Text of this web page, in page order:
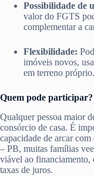
Possibilidade de
valor do FGTS
complementar a
Flexibilidade:
imóveis novos,
em terreno próprio.
Quem pode participar?
Qualquer pessoa maior
consórcio de casa. É
capacidade de arcar
– PB, muitas famílias
viável ao financiamento,
taxas de juros.